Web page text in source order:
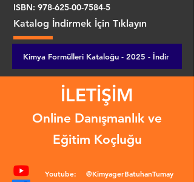
ISBN: 978-625-00-7584-5
Katalog İndirmek İçin Tıklayın
Kimya Formülleri Kataloğu - 2025 - İndir
İLETİŞİM
Online Danışmanlık ve
Eğitim Koçluğu
Youtube: @KimyagerBatuhanTumay